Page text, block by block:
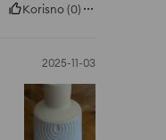
Korisno(0)
2025-11-03